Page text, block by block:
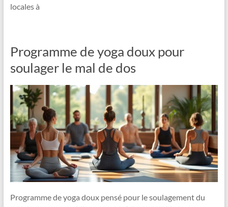
locales à
Programme de yoga doux pour
soulager le mal de dos
Programme de yoga doux pensé pour le soulagement du